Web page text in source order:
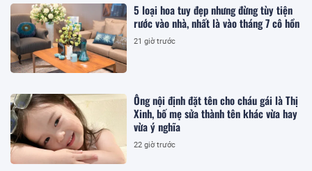
5 loại hoa tuy đẹp nhưng đừng tùy tiện
rước vào nhà, nhất là vào tháng 7 cô hồn
21 giờ trước
Ông nội định đặt tên cho cháu gái là Thị
Xinh, bố mẹ sửa thành tên khác vừa hay
vừa ý nghĩa
22 giờ trước